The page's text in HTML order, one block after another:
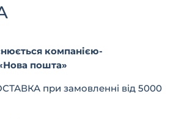
компанією-
пошта»
при замовленні від 5000